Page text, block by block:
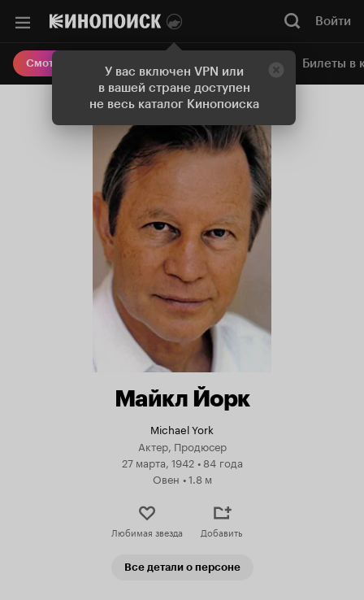
У вас включен VPN или
в вашей стране доступен
не весь каталог Кинопоиска
Войти
Смотреть кино Онлайн-кинотеатр Билеты в
Майкл Йорк
Michael York
Актер, Продюсер
27 марта, 1942 • 84 года
Овен •1.8 м
Любимая звезда Добавить
Все детали о персоне